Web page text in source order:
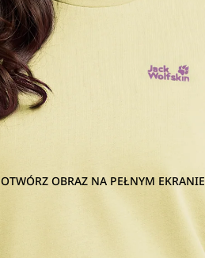
OTWÓRZ OBRAZ NA PEŁNYM EKRANIE